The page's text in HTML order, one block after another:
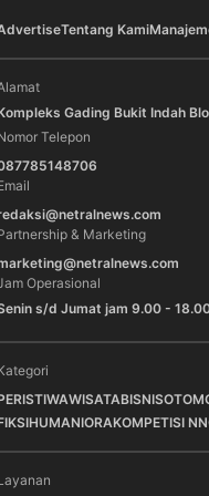
Tentang Kami
Gading Bukit Indah
Telepon
& Marketing
Operasional
s/d Jumat jam 9.00 -
WISATABISNIS
HUMANIORAKOMPETISI